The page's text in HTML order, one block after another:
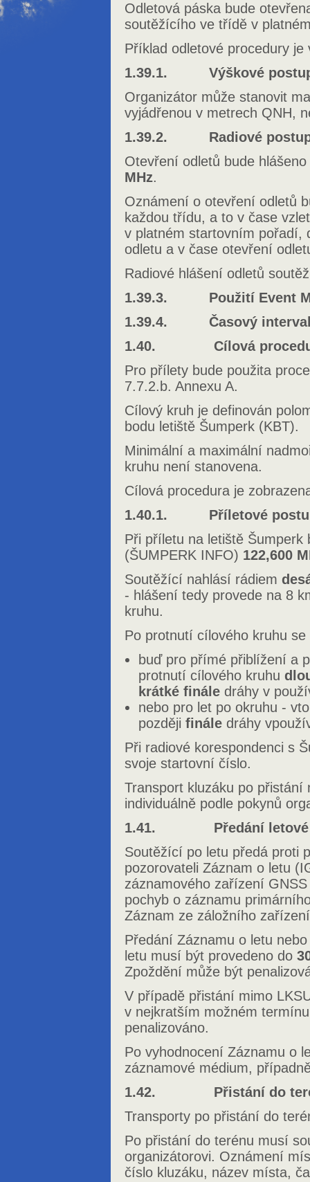
Odletová páska bude
soutěžícího ve třídě v
Příklad odletové procedury je
1.39.1. Výškové
Organizátor může stanovit
vyjádřenou v metrech QNH,
1.39.2. Radiové
Otevření odletů bude
MHz.
Oznámení o otevření odletů
každou třídu, a to v čase
v platném startovním pořadí,
odletu a v čase otevření
Radiové hlášení odletů
1.39.3. Použití Event
1.39.4. Časový interval
1.40. Cílová
Pro přílety bude použita
7.7.2.b. Annexu A.
Cílový kruh je definován
bodu letiště Šumperk (KBT).
Minimální a maximální
kruhu není stanovena.
Cílová procedura je
1.40.1. Příletové
Při příletu na letiště
(ŠUMPERK INFO) 122,600
Soutěžící nahlásí rádiem
- hlášení tedy provede na 8
kruhu.
Po protnutí cílového kruhu
buď pro přímé přiblížení a
protnutí cílového kruhu
krátké finále dráhy v
nebo pro let po okruhu -
později finále dráhy
Při radiové korespondenci s
svoje startovní číslo.
Transport kluzáku po
individuálně podle pokynů
1.41. Předání letové
Soutěžící po letu předá proti
pozorovateli Záznam o letu
záznamového zařízení
pochyb o záznamu
Záznam ze záložního
Předání Záznamu o letu
letu musí být provedeno do
Zpoždění může být
V případě přistání mimo
v nejkratším možném
penalizováno.
Po vyhodnocení Záznamu o
záznamové médium,
1.42. Přistání do
Transporty po přistání do
Po přistání do terénu musí
organizátorovi. Oznámení
číslo kluzáku, název místa,